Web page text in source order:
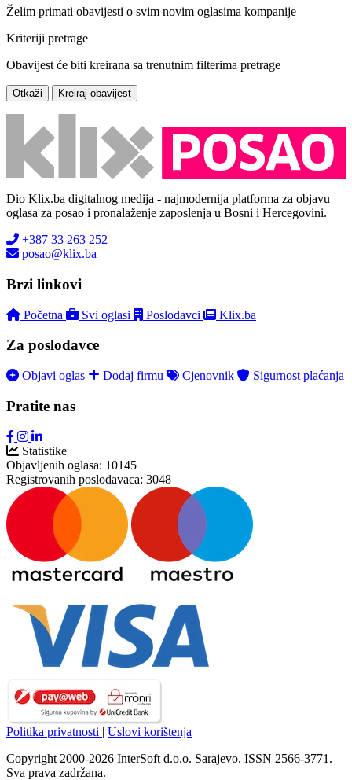
Želim primati obavijesti o svim novim oglasima kompanije
Kriteriji pretrage
Obavijest će biti kreirana sa trenutnim filterima pretrage
Otkaži Kreiraj obavijest
Dio Klix.ba digitalnog medija - najmodernija platforma za objavu
oglasa za posao i pronalaženje zaposlenja u Bosni i Hercegovini.
+387 33 263 252
posao@klix.ba
Brzi linkovi
Početna Svi oglasi Poslodavci Klix.ba
Za poslodavce
Objavi oglas Dodaj firmu Cjenovnik Sigurnost plaćanja
Pratite nas
Statistike
Objavljenih oglasa: 10145
Registrovanih poslodavaca: 3048
Politika privatnosti | Uslovi korištenja
Copyright 2000-2026 InterSoft d.o.o. Sarajevo. ISSN 2566-3771.
Sva prava zadržana.